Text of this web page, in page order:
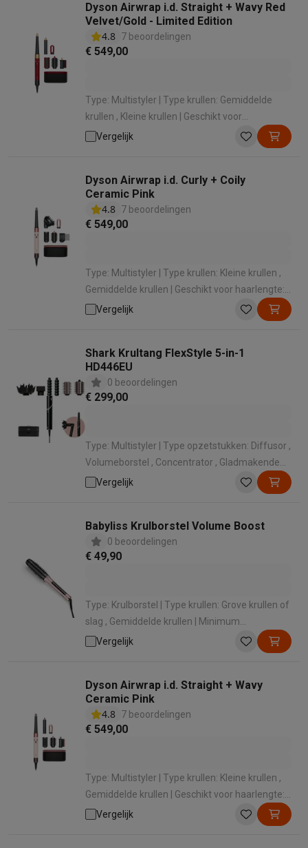
Dyson Airwrap i.d. Straight + Wavy Red
Velvet/Gold - Limited Edition
4.8 7 beoordelingen
€ 549,00
Type: Multistyler | Type krullen: Gemiddelde
krullen , Kleine krullen | Geschikt voor
haarlengte: Lang , Halflang | Minimum
temperatuur: 28 ° | Maximale temperatuur: 90 °
Vergelijk
Dyson Airwrap i.d. Curly + Coily
Ceramic Pink
4.8 7 beoordelingen
€ 549,00
Type: Multistyler | Type krullen: Kleine krullen ,
Gemiddelde krullen | Geschikt voor haarlengte:
Halflang , Lang | Minimum temperatuur: 28 ° |
Vergelijk
Shark Krultang FlexStyle 5-in-1
HD446EU
0 beoordelingen
€ 299,00
Type: Multistyler | Type opzetstukken: Diffusor ,
Volumeborstel , Concentrator , Gladmakende
borstel
Vergelijk
Babyliss Krulborstel Volume Boost
0 beoordelingen
€ 49,90
Type: Krulborstel | Type krullen: Grove krullen of
slag , Gemiddelde krullen | Minimum
temperatuur: 145 ° | Maximale temperatuur:
Vergelijk
Dyson Airwrap i.d. Straight + Wavy
Ceramic Pink
4.8 7 beoordelingen
€ 549,00
Type: Multistyler | Type krullen: Kleine krullen ,
Gemiddelde krullen | Geschikt voor haarlengte:
Halflang , Lang | Minimum temperatuur: 28 ° |
Vergelijk